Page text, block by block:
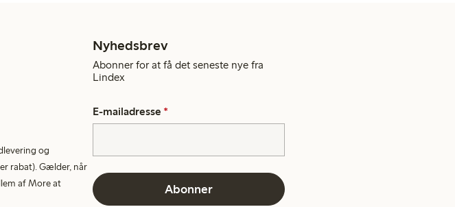
og
rabat). Gælder, når
af More at
Nyhedsbrev
Abonner for at få det seneste nye fra
Lindex
E-mailadresse *
Abonner